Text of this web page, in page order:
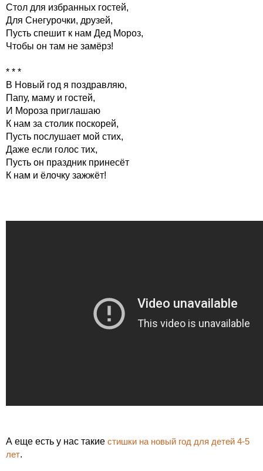
Стол для избранных гостей,
Для Снегурочки, друзей,
Пусть спешит к нам Дед Мороз,
Чтобы он там не замёрз!
* * *
В Новый год я поздравляю,
Папу, маму и гостей,
И Мороза приглашаю
К нам за столик поскорей,
Пусть послушает мой стих,
Даже если голос тих,
Пусть он праздник принесёт
К нам и ёлочку зажжёт!
А еще есть у нас такие стишки на новый год для детей 4-5
лет.